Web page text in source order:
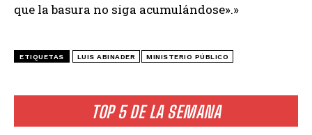
TOP 5 DE LA SEMANA
que la basura no siga acumulándose».»
ETIQUETAS LUIS ABINADER MINISTERIO PÚBLICO